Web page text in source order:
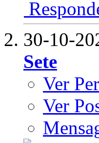
30-10-
Sete
Ver
Ver